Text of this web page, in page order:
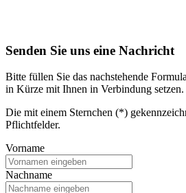
Senden Sie uns eine Nachricht
Bitte füllen Sie das nachstehende
in Kürze mit Ihnen in Verbindung setzen.
Die mit einem Sternchen (*)
Pflichtfelder.
Vorname
Nachname